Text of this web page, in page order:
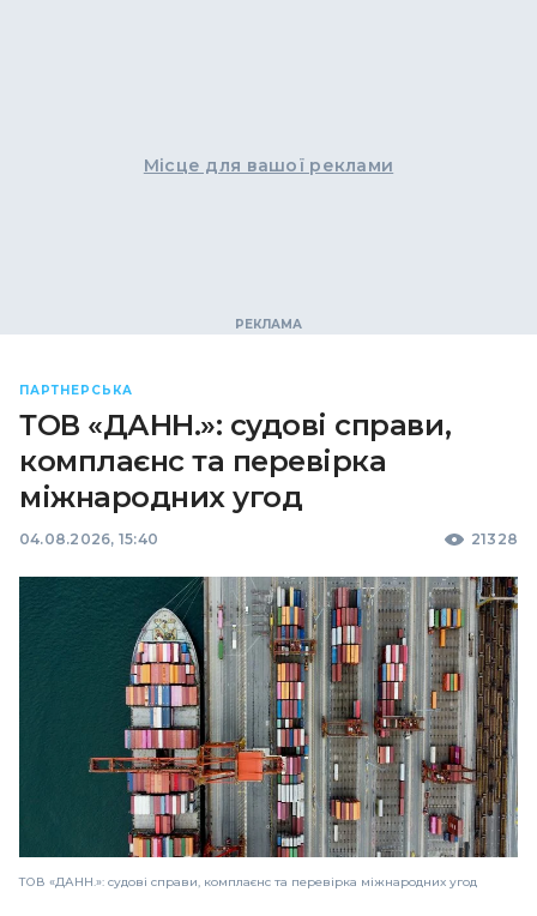
Місце для вашої реклами
ПАРТНЕРСЬКА
ТОВ «ДАНН.»: судові справи,
комплаєнс та перевірка
міжнародних угод
04.08.2026, 15:40 21328
ТОВ «ДАНН.»: судові справи, комплаєнс та перевірка міжнародних угод